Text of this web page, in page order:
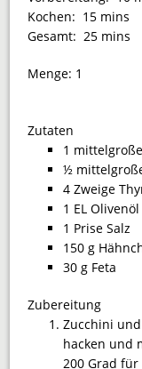
Kochen: 15 mins
Gesamt: 25 mins
Menge: 1
Zutaten
1
½
4 Zweige
1 EL Olivenöl
1 Prise Salz
150 g
30 g Feta
Zubereitung
Zucchini
hacken und
200 Grad